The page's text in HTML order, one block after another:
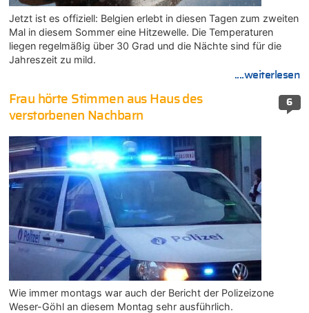
Jetzt ist es offiziell: Belgien erlebt in diesen Tagen zum zweiten
Mal in diesem Sommer eine Hitzewelle. Die Temperaturen
liegen regelmäßig über 30 Grad und die Nächte sind für die
Jahreszeit zu mild.
....weiterlesen
6
Frau hörte Stimmen aus Haus des
verstorbenen Nachbarn
Wie immer montags war auch der Bericht der Polizeizone
Weser-Göhl an diesem Montag sehr ausführlich.